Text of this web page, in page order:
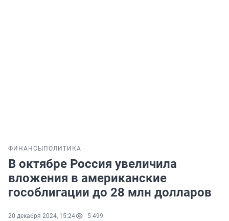
ФИНАНСЫ ПОЛИТИКА
В октябре Россия увеличила
вложения в американские
гособлигации до 28 млн долларов
20 декабря 2024, 15:24 5 499